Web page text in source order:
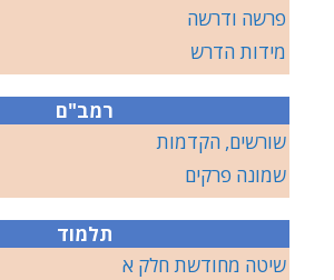
פרשה ודרשה
מידות הדרש
רמב"ם
שורשים, הקדמות
שמונה פרקים
תלמוד
שיטה מחודשת חלק א